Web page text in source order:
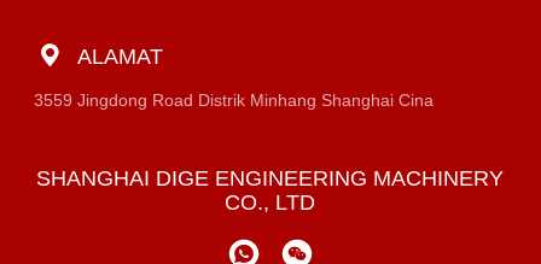
ALAMAT
3559 Jingdong Road Distrik Minhang Shanghai Cina
SHANGHAI DIGE ENGINEERING MACHINERY
CO., LTD